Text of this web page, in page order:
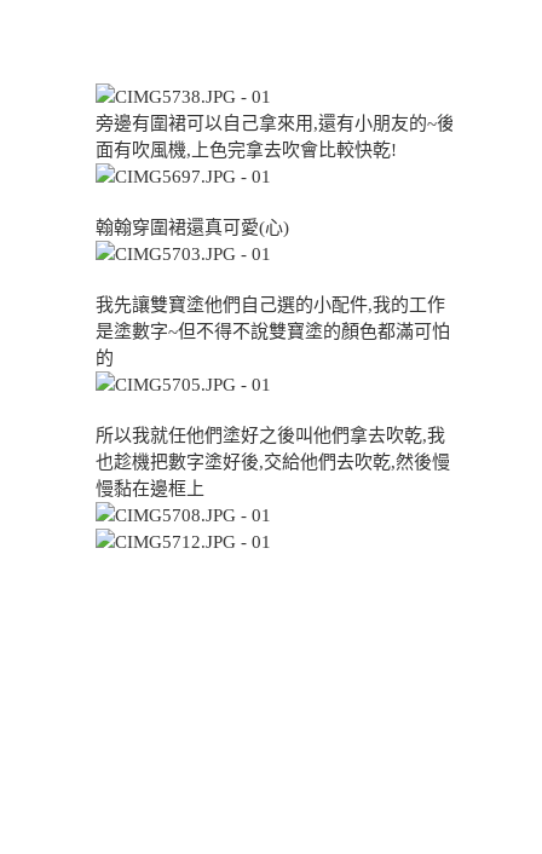
旁邊有圍裙可以自己拿來用,還有小朋友的~後
面有吹風機,上色完拿去吹會比較快乾!
翰翰穿圍裙還真可愛(心)
我先讓雙寶塗他們自己選的小配件,我的工作
是塗數字~但不得不說雙寶塗的顏色都滿可怕
的
所以我就任他們塗好之後叫他們拿去吹乾,我
也趁機把數字塗好後,交給他們去吹乾,然後慢
慢黏在邊框上